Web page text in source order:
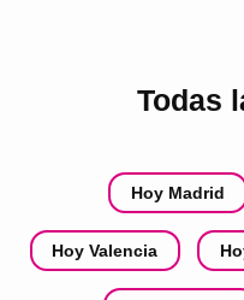
Todas
Hoy Madrid
Hoy Valencia